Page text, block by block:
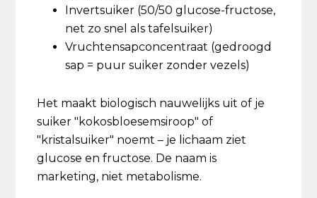
Invertsuiker (50/50 glucose-fructose,
net zo snel als tafelsuiker)
Vruchtensapconcentraat (gedroogd
sap = puur suiker zonder vezels)
Het maakt biologisch nauwelijks uit of je
suiker "kokosbloesemsiroop" of
"kristalsuiker" noemt – je lichaam ziet
glucose en fructose. De naam is
marketing, niet metabolisme.